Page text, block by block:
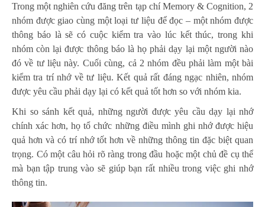
Trong một nghiên cứu đăng trên tạp chí Memory & Cognition, 2
nhóm được giao cùng một loại tư liệu để đọc – một nhóm được
thông báo là sẽ có cuộc kiểm tra vào lúc kết thúc, trong khi
nhóm còn lại được thông báo là họ phải dạy lại một người nào
đó về tư liệu này. Cuối cùng, cả 2 nhóm đều phải làm một bài
kiểm tra trí nhớ về tư liệu. Kết quả rất đáng ngạc nhiên, nhóm
được yêu cầu phải dạy lại có kết quả tốt hơn so với nhóm kia.
Khi so sánh kết quả, những người được yêu cầu dạy lại nhớ
chính xác hơn, họ tổ chức những điều mình ghi nhớ được hiệu
quả hơn và có trí nhớ tốt hơn về những thông tin đặc biệt quan
trọng. Có một câu hỏi rõ ràng trong đầu hoặc một chủ đề cụ thể
mà bạn tập trung vào sẽ giúp bạn rất nhiều trong việc ghi nhớ
thông tin.